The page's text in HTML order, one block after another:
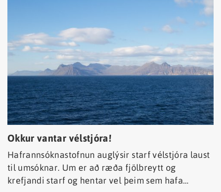
Okkur vantar vélstjóra!
Hafrannsóknastofnun auglýsir starf vélstjóra laust
til umsóknar. Um er að ræða fjölbreytt og
krefjandi starf og hentar vel þeim sem hafa